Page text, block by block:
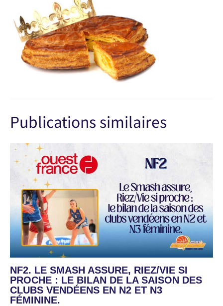
Publications similaires
NF2. LE SMASH ASSURE, RIEZ/VIE SI
PROCHE : LE BILAN DE LA SAISON DES
CLUBS VENDÉENS EN N2 ET N3
FÉMININE.